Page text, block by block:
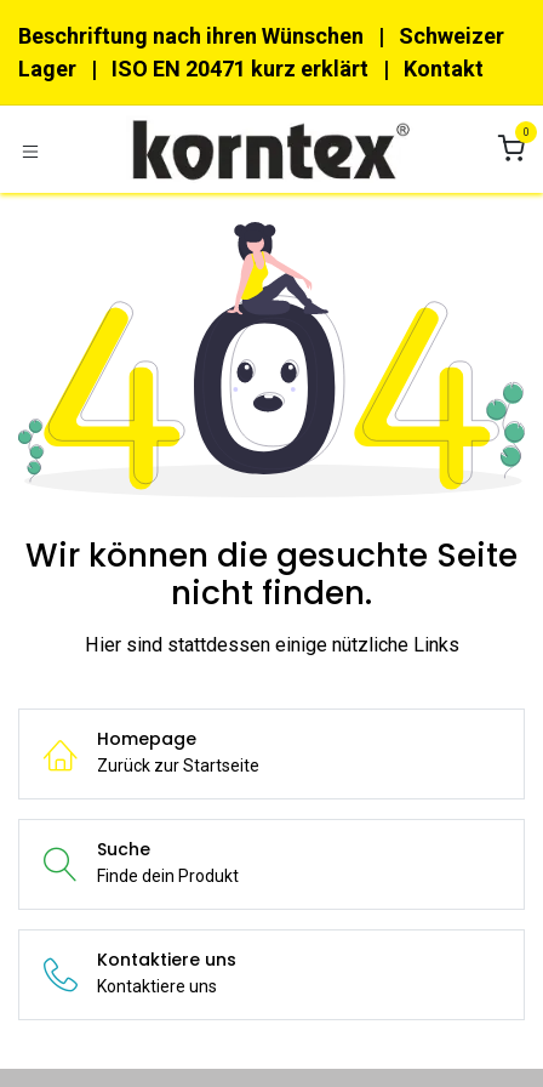
Beschriftung nach ihren Wünschen | Schweizer
Lager | ISO EN 20471 kurz erklärt | Kon​​takt
0
Wir können die gesuchte Seite
nicht finden.
Hier sind stattdessen einige nützliche Links
Homepage
Zurück zur Startseite
Suche
Finde dein Produkt
Kontaktiere uns
Kontaktiere uns